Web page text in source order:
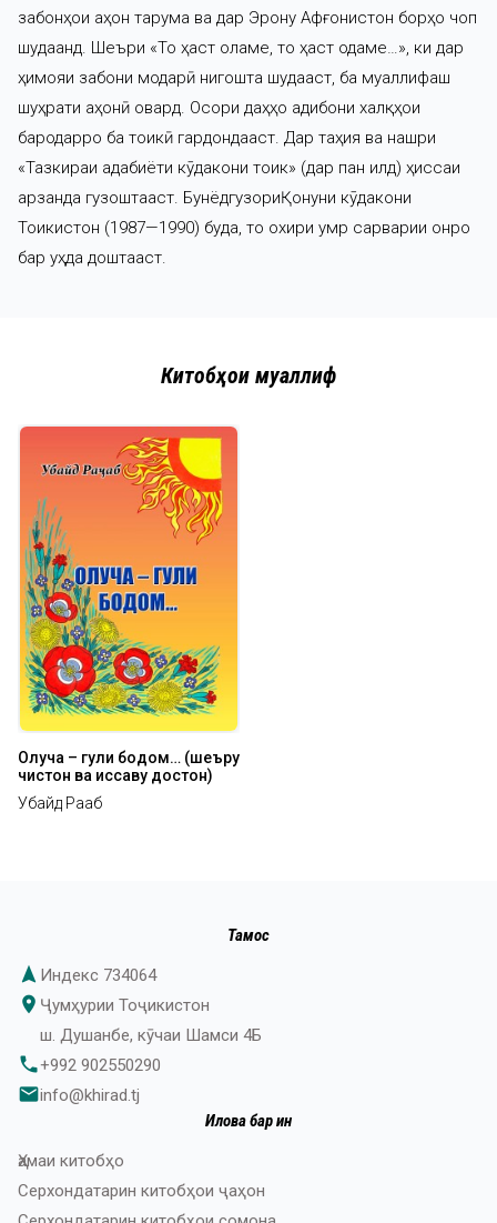
забонҳои ҷаҳон тарҷума ва дар Эрону Афғонистон борҳо чоп
шудаанд. Шеъри «То ҳаст оламе, то ҳаст одаме…», ки дар
ҳимояи забони модарӣ нигошта шудааст, ба муаллифаш
шуҳрати ҷаҳонӣ овард. Осори даҳҳо адибони халқҳои
бародарро ба тоҷикӣ гардондааст. Дар таҳия ва нашри
«Тазкираи адабиёти кӯдакони тоҷик» (дар панҷ ҷилд) ҳиссаи
арзанда гузоштааст. БунёдгузориҚонуни кӯдакони
Тоҷикистон (1987—1990) буда, то охири умр сарварии онро
бар уҳда доштааст.
Китобҳои муаллиф
Олуча – гули бодом… (шеъру
чистон ва қиссаву достон)
Убайд Раҷаб
Илова бар ин
Ҳамаи китобҳо
Серхондатарин китобҳои ҷаҳон
Тамос
navigation Индекс 734064
place Ҷумҳурии Тоҷикистон
ш. Душанбе, кӯчаи Шамси 4Б
phone+992 902550290
emailinfo@khirad.tj